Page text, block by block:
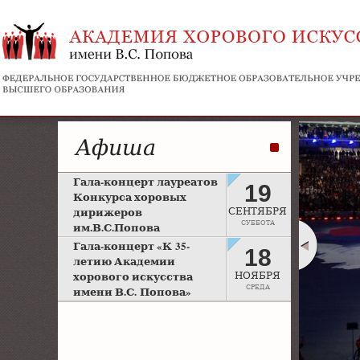
Афиша
Гала-концерт лауреатов
Конкурса хоровых
дирижеров
им.В.С.Попова
Рахманиновский зал
Московской консерватории
19
СЕНТЯБРЯ
СУББОТА
Гала-концерт «К 35-
летию Академии
хорового искусства
имени В.С. Попова»
Большой зал Московской
18
НОЯБРЯ
СРЕДА